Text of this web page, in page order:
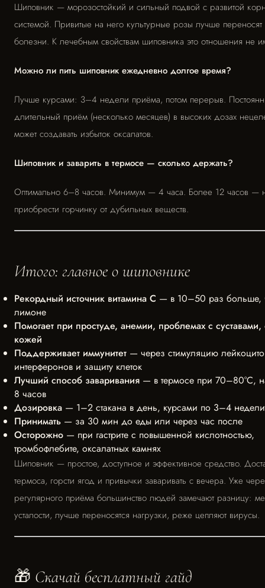
Шиповник — морозостойкий и сильный подвой с развитой
системой. Привитые на него культурные розы лучше
болезни. К лечебным свойствам шиповника это отношения не
Можно ли пить шиповник ежедневно долгое время?
Лучше курсами: 3–4 недели приёма, потом перерыв.
длительный приём (несколько месяцев) в высоких дозах
может создавать избыток оксалатов.
Шиповник и заварить в термосе — сколько держать?
Оптимально 6–8 часов. Минимум — 4 часа. Более 12 часов —
приобрести горчинку от дубильных веществ.
Итого: главное о шиповнике
Рекордный источник витамина С — в 10–50 раз больше,
лимоне
Помогает при простуде, анемии, проблемах с
кожей
Поддерживает иммунитет — через стимуляцию
интерферонов и защиту клеток
Лучший способ заваривания — в термосе при 70–80°C,
8 часов
Дозировка — 1–2 стакана в день, курсами по 3–4 недели
Принимать — за 30 мин до еды или через час после
Осторожно — при гастрите с повышенной кислотностью,
тромбофлебите, оксалатных камнях
Шиповник — простое, доступное и эффективное средство.
термоса, горсти ягод и привычки заваривать с вечера. Уже
регулярного приёма большинство людей замечают разницу:
усталости, лучше переносятся нагрузки, реже цепляют вирусы.
🎁 Скачай бесплатный гайд